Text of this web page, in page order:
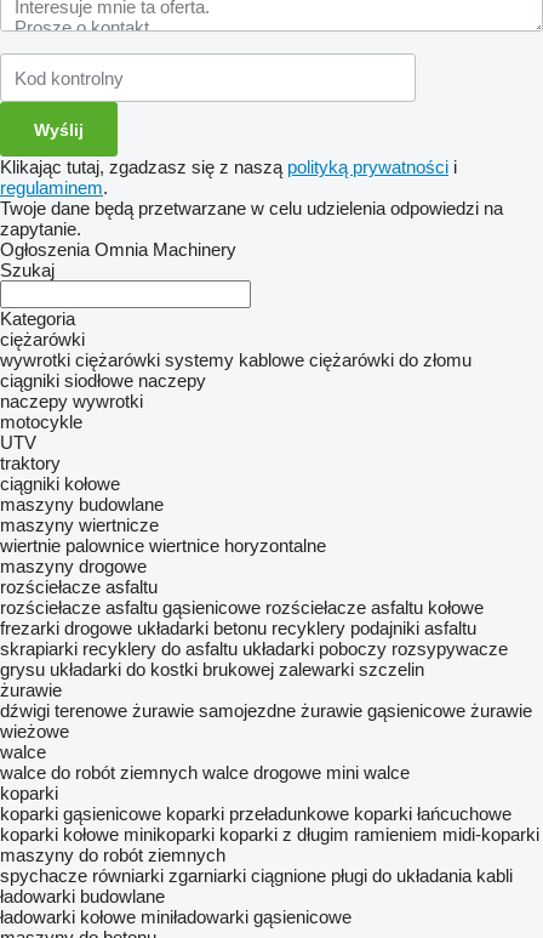
Klikając tutaj, zgadzasz się z naszą polityką prywatności i
regulaminem.
Twoje dane będą przetwarzane w celu udzielenia odpowiedzi na
zapytanie.
Ogłoszenia Omnia Machinery
Szukaj
Kategoria
ciężarówki
wywrotki ciężarówki systemy kablowe ciężarówki do złomu
ciągniki siodłowe naczepy
naczepy wywrotki
motocykle
UTV
traktory
ciągniki kołowe
maszyny budowlane
maszyny wiertnicze
wiertnie palownice wiertnice horyzontalne
maszyny drogowe
rozściełacze asfaltu
rozściełacze asfaltu gąsienicowe rozściełacze asfaltu kołowe
frezarki drogowe układarki betonu recyklery podajniki asfaltu
skrapiarki recyklery do asfaltu układarki poboczy rozsypywacze
grysu układarki do kostki brukowej zalewarki szczelin
żurawie
dźwigi terenowe żurawie samojezdne żurawie gąsienicowe żurawie
wieżowe
walce
walce do robót ziemnych walce drogowe mini walce
koparki
koparki gąsienicowe koparki przeładunkowe koparki łańcuchowe
koparki kołowe minikoparki koparki z długim ramieniem midi-koparki
maszyny do robót ziemnych
spychacze równiarki zgarniarki ciągnione pługi do układania kabli
ładowarki budowlane
ładowarki kołowe miniładowarki gąsienicowe